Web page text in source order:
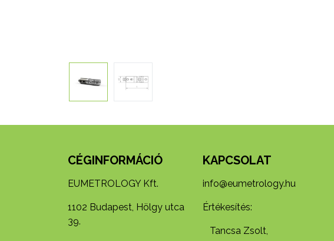
CÉGINFORMÁCIÓ
EUMETROLOGY Kft.
1102 Budapest, Hölgy utca
39.
KAPCSOLAT
info@eumetrology.hu
Értékesítés:
Tancsa Zsolt,